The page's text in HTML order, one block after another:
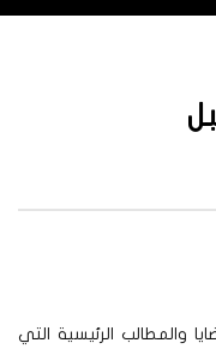
شاهد لاحقاً
والمطالب الرئيسية التي